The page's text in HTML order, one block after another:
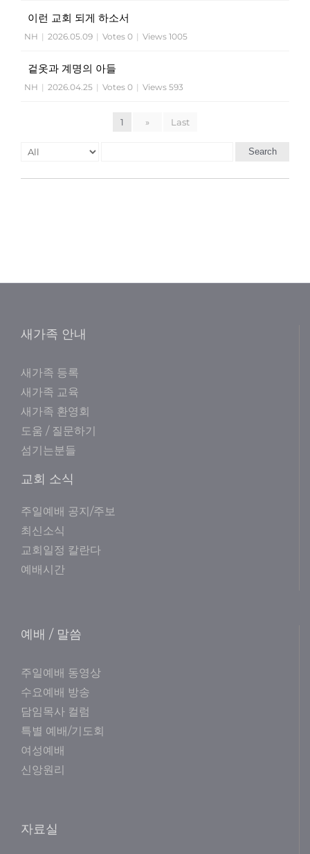
이런 교회 되게 하소서
NH | 2026.05.09 | Votes 0 | Views 1005
겉옷과 계명의 아들
NH | 2026.04.25 | Votes 0 | Views 593
1 » Last
Search
새가족 안내
새가족 등록
새가족 교육
새가족 환영회
도움 / 질문하기
섬기는분들
교회 소식
주일예배 공지/주보
최신소식
교회일정 칼란다
예배시간
예배 / 말씀
주일예배 동영상
수요예배 방송
담임목사 컬럼
특별 예배/기도회
여성예배
신앙원리
자료실